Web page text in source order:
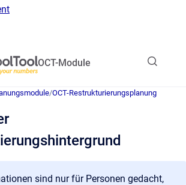
OCT-Module
/OCT-Restrukturierungsplanung
sind nur für Personen gedacht,